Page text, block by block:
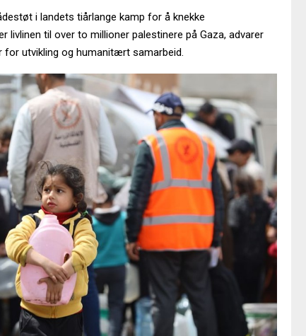
i landets tiårlange kamp for å knekke
livlinen til over to millioner palestinere på Gaza, advarer
for utvikling og humanitært samarbeid.